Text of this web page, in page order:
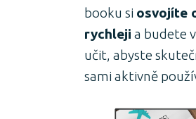
booku si osvojíte
rychleji a budete
učit, abyste
sami aktivně